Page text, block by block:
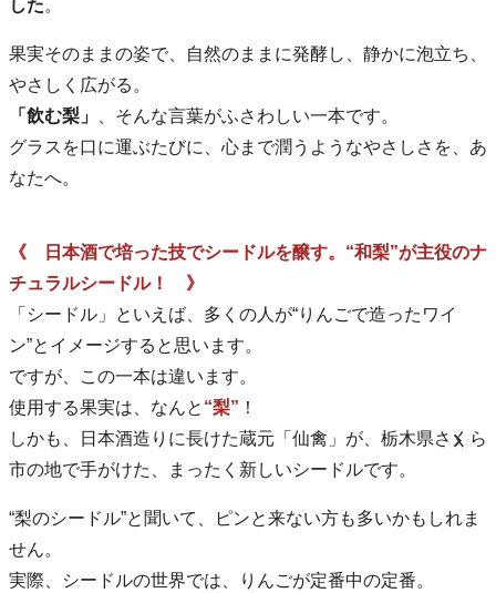
した。
果実そのままの姿で、自然のままに発酵し、静かに泡立ち、
やさしく広がる。
「飲む梨」
、そんな言葉がふさわしい一本です。
グラスを口に運ぶたびに、心まで潤うようなやさしさを、あ
なたへ。
《 日本酒で培った技でシードルを醸す。“和梨”が主役のナ
チュラルシードル！ 》
「シードル」といえば、多くの人が“りんごで造ったワイ
ン”とイメージすると思います。
ですが、この一本は違います。
使用する果実は、なんと “梨” ！
しかも、日本酒造りに長けた蔵元「仙禽」が、栃木県さくら
市の地で手がけた、まったく新しいシードルです。
“梨のシードル”と聞いて、ピンと来ない方も多いかもしれま
せん。
実際、シードルの世界では、りんごが定番中の定番。